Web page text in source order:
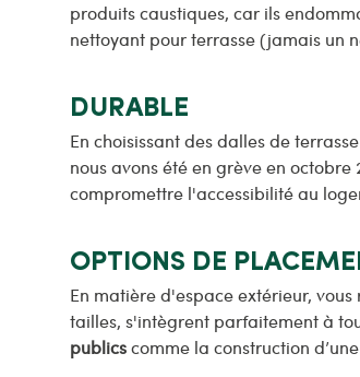
produits caustiques, car ils
nettoyant pour terrasse (jamais un
DURABLE
En choisissant des dalles de
nous avons été en grève en octobre
compromettre l'accessibilité au
OPTIONS DE
En matière d'espace extérieur,
tailles, s'intègrent parfaitement à
publicscomme la construction